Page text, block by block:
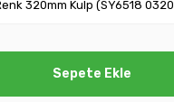
Sepete Ekle